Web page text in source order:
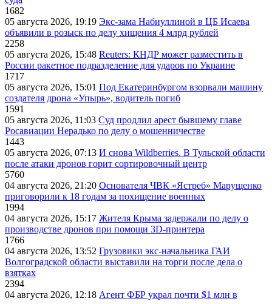
1682
05 августа 2026, 19:19 Экс-зама Набиуллиной в ЦБ Исаева
объявили в розыск по делу хищения 4 млрд рублей
2258
05 августа 2026, 15:48 Reuters: КНДР может разместить в
России ракетное подразделение для ударов по Украине
1717
05 августа 2026, 15:01 Под Екатеринбургом взорвали машину
создателя дрона «Упырь», водитель погиб
1591
05 августа 2026, 11:03 Суд продлил арест бывшему главе
Росавиации Нерадько по делу о мошенничестве
1443
05 августа 2026, 07:13 И снова Wildberries. В Тульской области
после атаки дронов горит сортировочный центр
5760
04 августа 2026, 21:20 Основателя ЧВК «Ястреб» Марущенко
приговорили к 18 годам за похищение военных
1994
04 августа 2026, 15:17 Жителя Крыма задержали по делу о
производстве дронов при помощи 3D‑принтера
1766
04 августа 2026, 13:52 Грузовики экс-начальника ГАИ
Волгоградской области выставили на торги после дела о
взятках
2394
04 августа 2026, 12:18 Агент ФБР украл почти $1 млн в